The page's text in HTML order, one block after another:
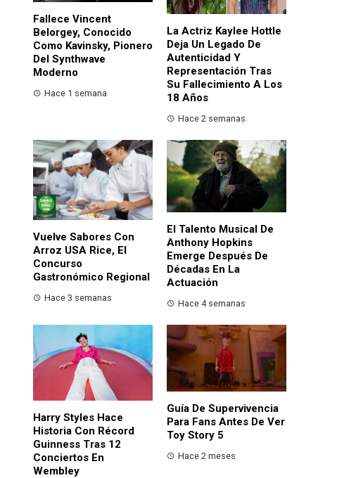
Fallece Vincent
Belorgey, Conocido
Como Kavinsky, Pionero
Del Synthwave
Moderno
Hace 1 semana
La Actriz Kaylee Hottle
Deja Un Legado De
Autenticidad Y
Representación Tras
Su Fallecimiento A Los
18 Años
Hace 2 semanas
Vuelve Sabores Con
Arroz USA Rice, El
Concurso
Gastronómico Regional
Hace 3 semanas
El Talento Musical De
Anthony Hopkins
Emerge Después De
Décadas En La
Actuación
Hace 4 semanas
Harry Styles Hace
Historia Con Récord
Guinness Tras 12
Conciertos En
Wembley
Guía De Supervivencia
Para Fans Antes De Ver
Toy Story 5
Hace 2 meses